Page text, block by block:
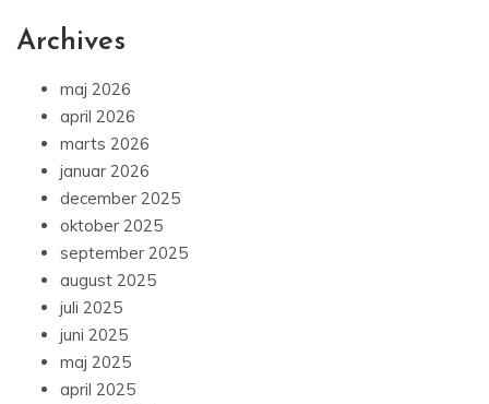
Archives
maj 2026
april 2026
marts 2026
januar 2026
december 2025
oktober 2025
september 2025
august 2025
juli 2025
juni 2025
maj 2025
april 2025